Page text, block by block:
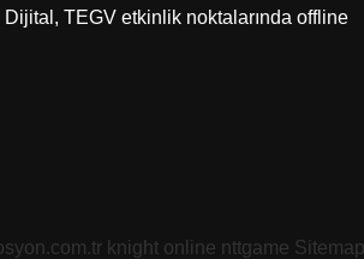
Dijital, TEGV etkinlik noktalarında offline
knight online nttgame Sitemap